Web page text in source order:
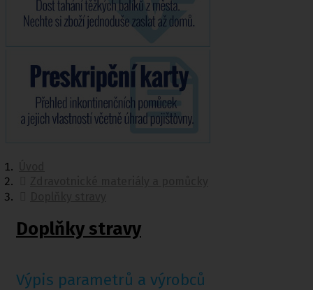
Doplňky stravy
Výpis parametrů a výrobců